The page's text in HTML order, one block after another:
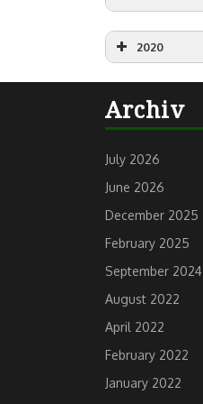
2020
Archiv
July 2026
June 2026
December 2025
February 2025
September 2024
August 2022
April 2022
February 2022
January 2022